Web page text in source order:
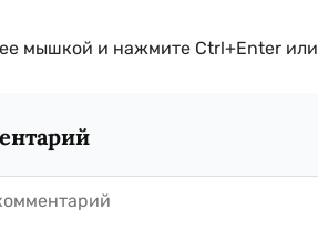
мышкой и нажмите Ctrl+Enter или